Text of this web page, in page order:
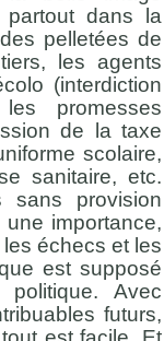
partout dans la
pelletées de
les agents
(interdiction
promesses
de la taxe
scolaire,
sanitaire, etc.
sans provision
importance,
échecs et les
est supposé
politique. Avec
futurs,